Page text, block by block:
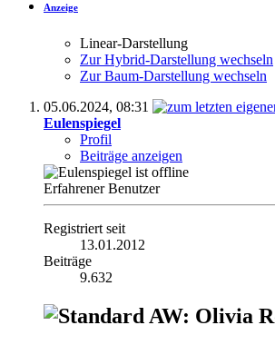
Anzeige
Linear-Darstellung
Zur Hybrid-Darstellung wechseln
Zur Baum-Darstellung wechseln
05.06.2024, 08:31
Eulenspiegel
Profil
Beiträge anzeigen
Erfahrener Benutzer
Registriert seit
13.01.2012
Beiträge
9.632
AW: Olivia